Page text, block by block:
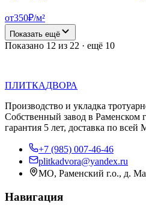
от350₽/м²
Показать ещё
Показано 12 из 22 · ещё 10
ПЛИТКАДВОРА
Производство и укладка
Собственный завод в Раменском
гарантия 5 лет, доставка по всей
+7 (985) 007-46-46
plitkadvora@yandex.ru
МО, Раменский г.о., д.
Навигация